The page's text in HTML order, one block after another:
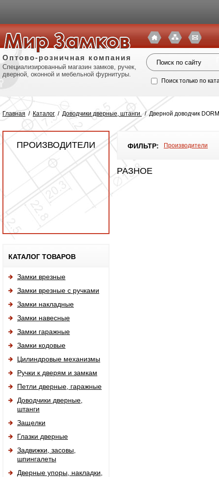
Оптово-розничная компания
Специализированный магазин замков, ручек,
дверной, оконной и мебельной фурнитуры.
Поиск только по
Главная / Каталог / Доводчики дверные, штанги / Дверной доводчик
ПРОИЗВОДИТЕЛИ
КАТАЛОГ ТОВАРОВ
Замки врезные
Замки врезные с ручками
Замки накладные
Замки навесные
Замки гаражные
Замки кодовые
Цилиндровые механизмы
Ручки к дверям и замкам
Петли дверные, гаражные
Доводчики дверные,
штанги
Защелки
Глазки дверные
Задвижки, засовы,
шпингалеты
Дверные упоры, накладки,
ФИЛЬТР: Производители
РАЗНОЕ